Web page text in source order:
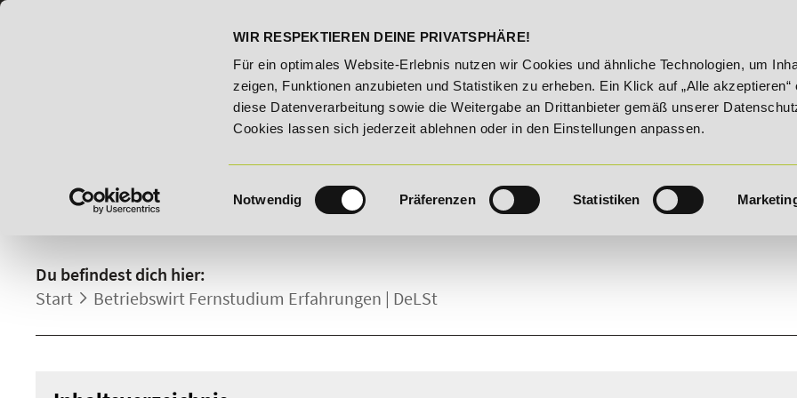
WIR RESPEKTIEREN DEINE PRIVATSPHÄRE!
Für ein optimales Website-Erlebnis nutzen wir Cookies und ähnliche Technologien, um
zeigen, Funktionen anzubieten und Statistiken zu erheben. Ein Klick auf „Alle akzeptieren“
diese Datenverarbeitung sowie die Weitergabe an Drittanbieter gemäß unserer
Cookies lassen sich jederzeit ablehnen oder in den Einstellungen anpassen.
Einwilligungsauswahl
Notwendig Präferenzen Statistiken
Rabatt auf "E-Commerce Manager" vom 28. Juli - 06. August 2026! Unser Karrieretipp der Woche: 25% Rabatt auf "E-
BETRIEBSWIRT FERNSTUDIUM ERFAHRUNGEN.
Du befindest dich hier:
Start
Betriebswirt Fernstudium Erfahrungen | DeLSt